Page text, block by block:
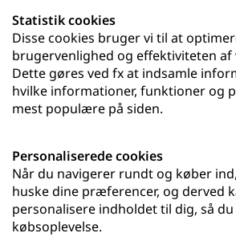
Statistik cookies
Disse cookies bruger vi til at
brugervenlighed og effektiviteten af
Dette gøres ved fx at indsamle
hvilke informationer, funktioner og
mest populære på siden.
Personaliserede cookies
Når du navigerer rundt og køber
huske dine præferencer, og derved
personalisere indholdet til dig, så
købsoplevelse.